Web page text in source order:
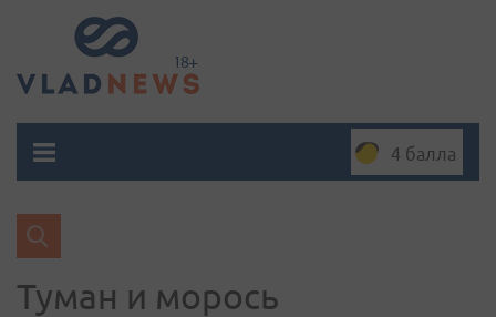
4 балла
Туман и морось